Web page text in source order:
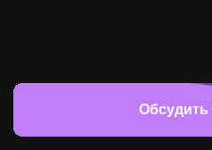
Обсудить